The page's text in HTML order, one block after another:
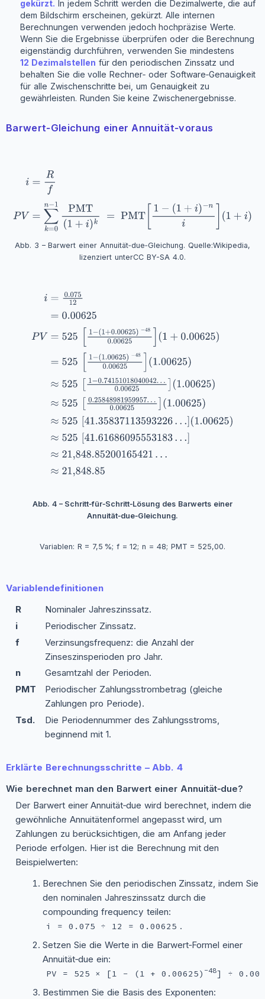
gekürzt. In jedem Schritt werden die Dezimalwerte, die auf
dem Bildschirm erscheinen, gekürzt. Alle internen
Berechnungen verwenden jedoch hochpräzise Werte.
Wenn Sie die Ergebnisse überprüfen oder die Berechnung
eigenständig durchführen, verwenden Sie mindestens
12 Dezimalstellen für den periodischen Zinssatz und
behalten Sie die volle Rechner‑ oder Software‑Genauigkeit
für alle Zwischenschritte bei, um Genauigkeit zu
gewährleisten. Runden Sie keine Zwischenergebnisse.
Barwert‑Gleichung einer Annuität‑voraus
Abb. 3 – Barwert einer Annuität‑due‑Gleichung. Quelle:Wikipedia,
lizenziert unterCC BY-SA 4.0.
Abb. 4 – Schritt‑für‑Schritt‑Lösung des Barwerts einer
Annuität‑due‑Gleichung.
Variablen: R = 7,5 %; f = 12; n = 48; PMT = 525,00.
Variablendefinitionen
R
Nominaler Jahreszinssatz.
i
Periodischer Zinssatz.
f
Verzinsungsfrequenz: die Anzahl der
Zinseszinsperioden pro Jahr.
n
Gesamtzahl der Perioden.
PMT
Periodischer Zahlungsstrombetrag (gleiche
Zahlungen pro Periode).
Tsd.
Die Periodennummer des Zahlungsstroms,
beginnend mit 1.
Erklärte Berechnungsschritte – Abb. 4
Wie berechnet man den Barwert einer Annuität‑due?
Der Barwert einer Annuität‑due wird berechnet, indem die
gewöhnliche Annuitätenformel angepasst wird, um
Zahlungen zu berücksichtigen, die am Anfang jeder
Periode erfolgen. Hier ist die Berechnung mit den
Beispielwerten:
Berechnen Sie den periodischen Zinssatz, indem Sie
den nominalen Jahreszinssatz durch die
compounding frequency teilen:
i = 0.075 ÷ 12 = 0.00625 .
Setzen Sie die Werte in die Barwert‑Formel einer
Annuität‑due ein:
PV = 525 × [1 − (1 + 0.00625) −48] ÷
Bestimmen Sie die Basis des Exponenten: